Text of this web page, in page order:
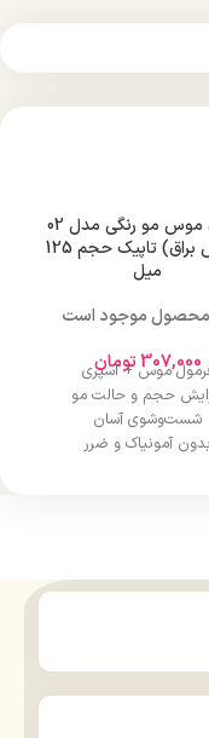
اسپری موس مو رنگی مدل 02
(بنفش براق) تاپیک حجم 125
میل
محصول موجود است
307,000 تومان
موس + اسپری
حجم و حالت مو
شست‌وشوی آسان
بدون آمونیاک و ضرر